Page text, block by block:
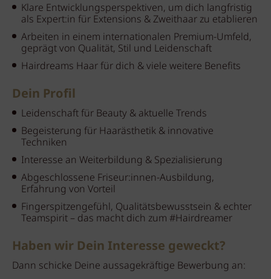
Klare Entwicklungsperspektiven, um dich langfristig
als Expert:in für Extensions & Zweithaar zu etablieren
Arbeiten in einem internationalen Premium-Umfeld,
geprägt von Qualität, Stil und Leidenschaft
Hairdreams Haar für dich & viele weitere Benefits
Dein Profil
Leidenschaft für Beauty & aktuelle Trends
Begeisterung für Haarästhetik & innovative
Techniken
Interesse an Weiterbildung & Spezialisierung
Abgeschlossene Friseur:innen-Ausbildung,
Erfahrung von Vorteil
Fingerspitzengefühl, Qualitätsbewusstsein & echter
Teamspirit – das macht dich zum #Hairdreamer
Haben wir Dein Interesse geweckt?
Dann schicke Deine aussagekräftige Bewerbung an: